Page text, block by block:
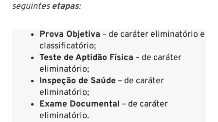
seguintes etapas:
Prova Objetiva – de caráter eliminatório e
classificatório;
Teste de Aptidão Física – de caráter
eliminatório;
Inspeção de Saúde – de caráter
eliminatório;
Exame Documental – de caráter
eliminatório.